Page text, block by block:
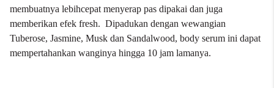
membuatnya lebihcepat menyerap pas dipakai dan juga
memberikan efek fresh. Dipadukan dengan wewangian
Tuberose, Jasmine, Musk dan Sandalwood, body serum ini dapat
mempertahankan wanginya hingga 10 jam lamanya.